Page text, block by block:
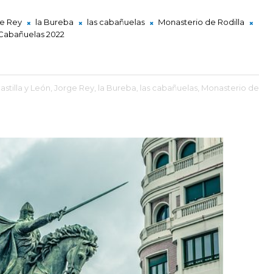
Rey la Bureba las cabañuelas
Monasterio de Rodilla
2022
y León, Jorge Rey, la Bureba, las cabañuelas, Monasterio de